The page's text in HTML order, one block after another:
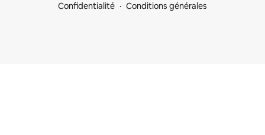
Confidentialité
Conditions générales